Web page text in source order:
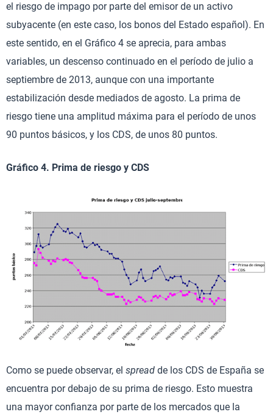
el riesgo de impago por parte del emisor de un activo
subyacente (en este caso, los bonos del Estado español). En
este sentido, en el Gráfico 4 se aprecia, para ambas
variables, un descenso continuado en el período de julio a
septiembre de 2013, aunque con una importante
estabilización desde mediados de agosto. La prima de
riesgo tiene una amplitud máxima para el período de unos
90 puntos básicos, y los CDS, de unos 80 puntos.
Gráfico 4. Prima de riesgo y CDS
Como se puede observar, el spread de los CDS de España se
encuentra por debajo de su prima de riesgo. Esto muestra
una mayor confianza por parte de los mercados que la